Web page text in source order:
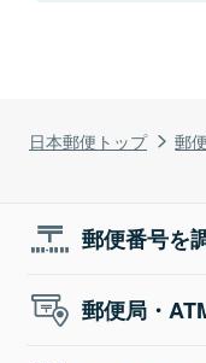
日本郵便トップ 郵
郵便番号を
郵便局・